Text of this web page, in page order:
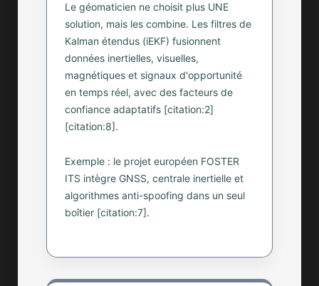
Le géomaticien ne choisit plus UNE
solution, mais les combine. Les filtres de
Kalman étendus (iEKF) fusionnent
données inertielles, visuelles,
magnétiques et signaux d'opportunité
en temps réel, avec des facteurs de
confiance adaptatifs [citation:2]
[citation:8].
Exemple : le projet européen FOSTER
ITS intègre GNSS, centrale inertielle et
algorithmes anti-spoofing dans un seul
boîtier [citation:7].